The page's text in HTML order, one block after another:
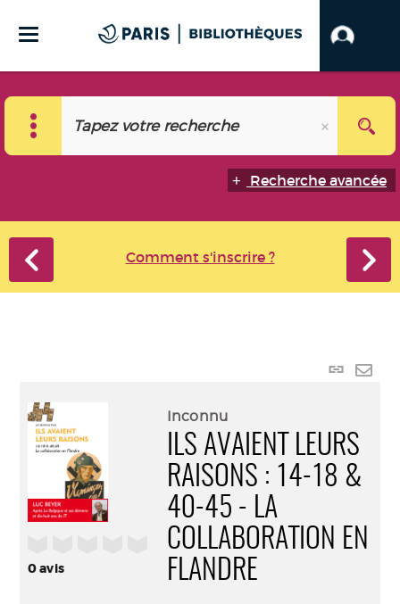
Recherche avancée
Comment s'inscrire ?
Lien
0avis
Inconnu
ILS AVAIENT LEURS
RAISONS : 14-18 &
40-45 - LA
COLLABORATION EN
FLANDRE